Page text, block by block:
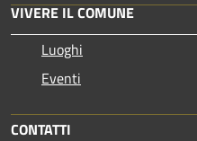
VIVERE IL COMUNE
Luoghi
Eventi
CONTATTI